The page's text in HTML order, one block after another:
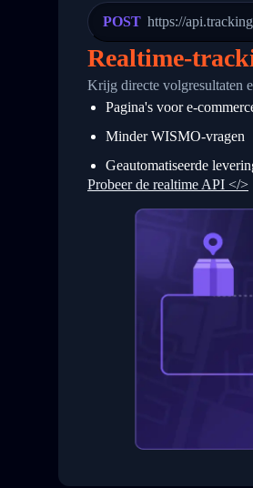
24
25
26
27
28
29
31
32
34
          },
          {
          }
      }
    ]
}
POST https://
Realtime-
Krijg directe volgresultaten
Pagina's voor e-
Minder WISMO-vragen
Geautomatiseerde
Probeer de realtime API </>